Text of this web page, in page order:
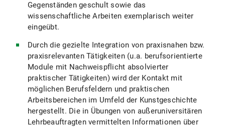
Gegenständen geschult sowie das
wissenschaftliche Arbeiten exemplarisch weiter
eingeübt.
Durch die gezielte Integration von praxisnahen bzw.
praxisrelevanten Tätigkeiten (u.a. berufsorientierte
Module mit Nachweispflicht absolvierter
praktischer Tätigkeiten) wird der Kontakt mit
möglichen Berufsfeldern und praktischen
Arbeitsbereichen im Umfeld der Kunstgeschichte
hergestellt. Die in Übungen von außeruniversitären
Lehrbeauftragten vermittelten Informationen über